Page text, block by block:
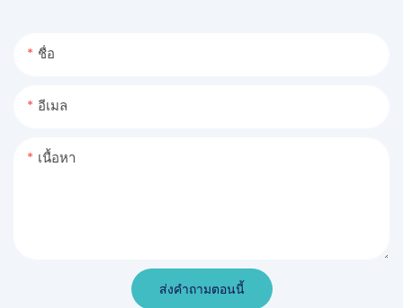
ชื่อ
อีเมล
เนื้อหา
ส่งคำถามตอนนี้